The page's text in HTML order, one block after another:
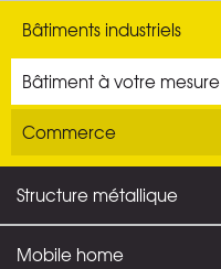
Bâtiments industriels
Bâtiment à votre mesure
Commerce
Structure métallique
Mobile home